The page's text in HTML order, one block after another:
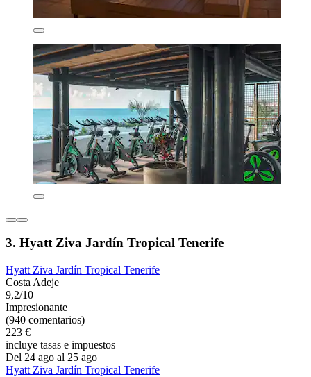
3. Hyatt Ziva Jardín Tropical Tenerife
Hyatt Ziva Jardín Tropical Tenerife
Costa Adeje
9,2/10
Impresionante
(940 comentarios)
223 €
incluye tasas e impuestos
Del 24 ago al 25 ago
Hyatt Ziva Jardín Tropical Tenerife